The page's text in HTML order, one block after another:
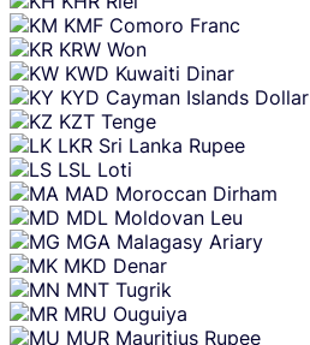
KMF Comoro Franc
KRW Won
KWD Kuwaiti Dinar
KYD Cayman Islands Dollar
KZT Tenge
LKR Sri Lanka Rupee
LSL Loti
MAD Moroccan Dirham
MDL Moldovan Leu
MGA Malagasy Ariary
MKD Denar
MNT Tugrik
MRU Ouguiya
MUR Mauritius Rupee